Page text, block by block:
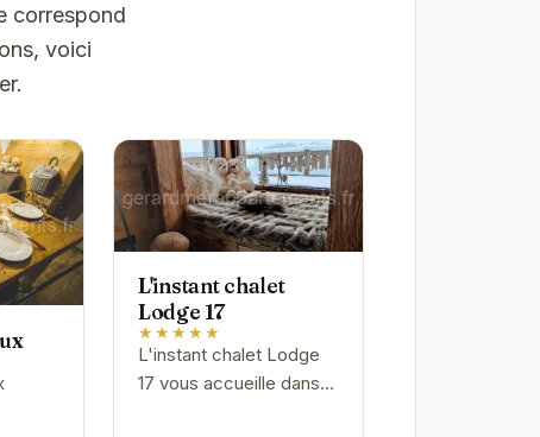
correspond
voici
L'instant chalet
Lodge 17
★★★★★
L'instant chalet Lodge
17 vous accueille dans